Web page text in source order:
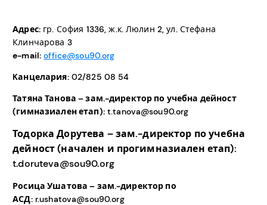
Адрес:гр. София 1336, ж.к. Люлин 2, ул. Стефана
Клинчарова 3
e-mail: office@sou90.org
Kанцелария:02/825 08 54
Татяна Танова – зам.-директор по учебна дейност
(гимназиален етап):t.tanova@sou90.org
Тодорка Дорутева – зам.-директор по учебна
дейност (начален и прогимназиален етап):
t.doruteva@sou90.org
Росица Ушатова – зам.-директор по
АСД:r.ushatova@sou90.org